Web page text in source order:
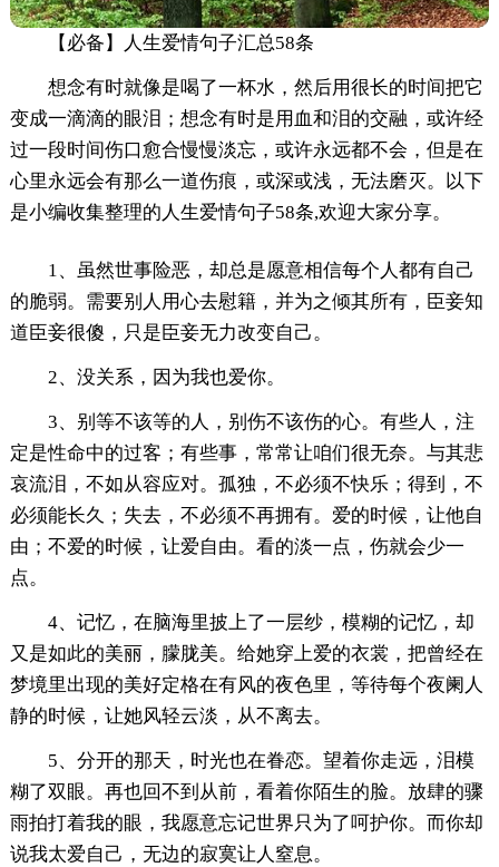
【必备】人生爱情句子汇总58条
想念有时就像是喝了一杯水，然后用很长的时间把它
变成一滴滴的眼泪；想念有时是用血和泪的交融，或许经
过一段时间伤口愈合慢慢淡忘，或许永远都不会，但是在
心里永远会有那么一道伤痕，或深或浅，无法磨灭。以下
是小编收集整理的人生爱情句子58条,欢迎大家分享。
1、虽然世事险恶，却总是愿意相信每个人都有自己
的脆弱。需要别人用心去慰籍，并为之倾其所有，臣妾知
道臣妾很傻，只是臣妾无力改变自己。
2、没关系，因为我也爱你。
3、别等不该等的人，别伤不该伤的心。有些人，注
定是性命中的过客；有些事，常常让咱们很无奈。与其悲
哀流泪，不如从容应对。孤独，不必须不快乐；得到，不
必须能长久；失去，不必须不再拥有。爱的时候，让他自
由；不爱的时候，让爱自由。看的淡一点，伤就会少一
点。
4、记忆，在脑海里披上了一层纱，模糊的记忆，却
又是如此的美丽，朦胧美。给她穿上爱的衣裳，把曾经在
梦境里出现的美好定格在有风的夜色里，等待每个夜阑人
静的时候，让她风轻云淡，从不离去。
5、分开的那天，时光也在眷恋。望着你走远，泪模
糊了双眼。再也回不到从前，看着你陌生的脸。放肆的骤
雨拍打着我的眼，我愿意忘记世界只为了呵护你。而你却
说我太爱自己，无边的寂寞让人窒息。